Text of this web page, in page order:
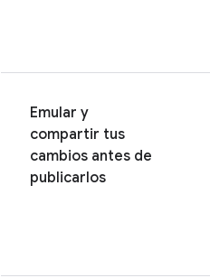
Emular y
compartir tus
cambios antes de
publicarlos